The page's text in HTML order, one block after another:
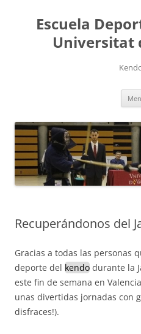
contenidoEscuela
Universitat
Recuperándonos del
Gracias a todas las personas
deporte del kendo durante la
este fin de semana en
unas divertidas jornadas con
disfraces!).